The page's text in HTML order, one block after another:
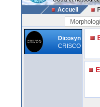
Accueil
Dicosyn
CRISCO